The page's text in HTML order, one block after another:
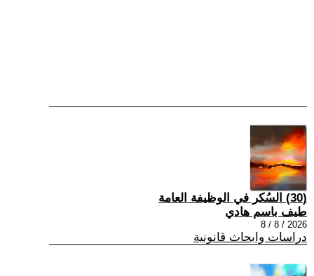
(30) السُكر في الوظيفة العامة
طيف باسم هادي
2026 / 8 / 8
دراسات وابحاث قانونية